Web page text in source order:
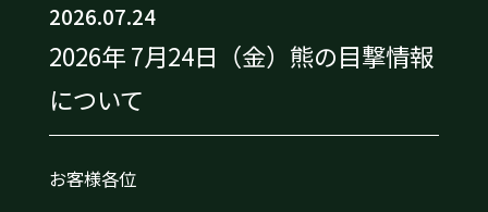
2026.07.24
2026年 7月24日（金）熊の目撃情報
について
お客様各位